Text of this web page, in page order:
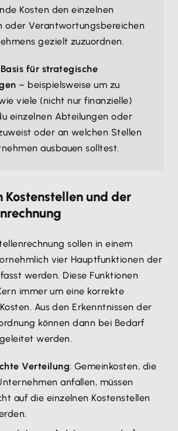
Kosten den einzelnen
oder Verantwortungsbereichen
gezielt zuzuordnen.
Basis für strategische
– beispielsweise um zu
viele (nicht nur finanzielle)
einzelnen Abteilungen oder
oder an welchen Stellen
ausbauen solltest.
Kostenstellen und der
sollen in einem
vier Hauptfunktionen der
werden. Diese Funktionen
immer um eine korrekte
Aus den Erkenntnissen der
können dann bei Bedarf
werden.
Verteilung: Gemeinkosten, die
anfallen, müssen
auf die einzelnen Kostenstellen